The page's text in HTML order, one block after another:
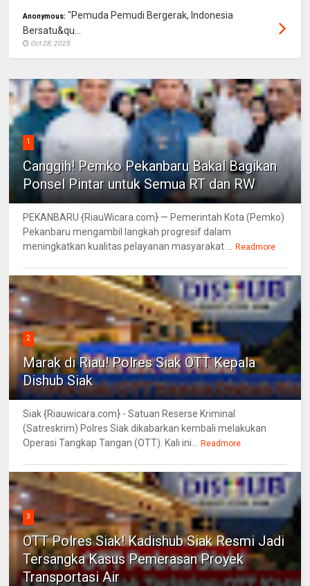
Anonymous: "Pemuda Pemudi Bergerak, Indonesia
Bersatu&qu...
Oct 28, 2025
1
Canggih! Pemko Pekanbaru Bakal Bagikan
Ponsel Pintar untuk Semua RT dan RW
PEKANBARU {RiauWicara.com} — Pemerintah Kota (Pemko)
Pekanbaru mengambil langkah progresif dalam
meningkatkan kualitas pelayanan masyarakat ...
Readmore
2
Marak di Riau! Polres Siak OTT Kepala
Dishub Siak
Siak {Riauwicara.com} - Satuan Reserse Kriminal
(Satreskrim) Polres Siak dikabarkan kembali melakukan
Operasi Tangkap Tangan (OTT). Kali ini...
Readmore
3
OTT Polres Siak! Kadishub Siak Resmi Jadi
Tersangka Kasus Pemerasan Proyek
Transportasi Air